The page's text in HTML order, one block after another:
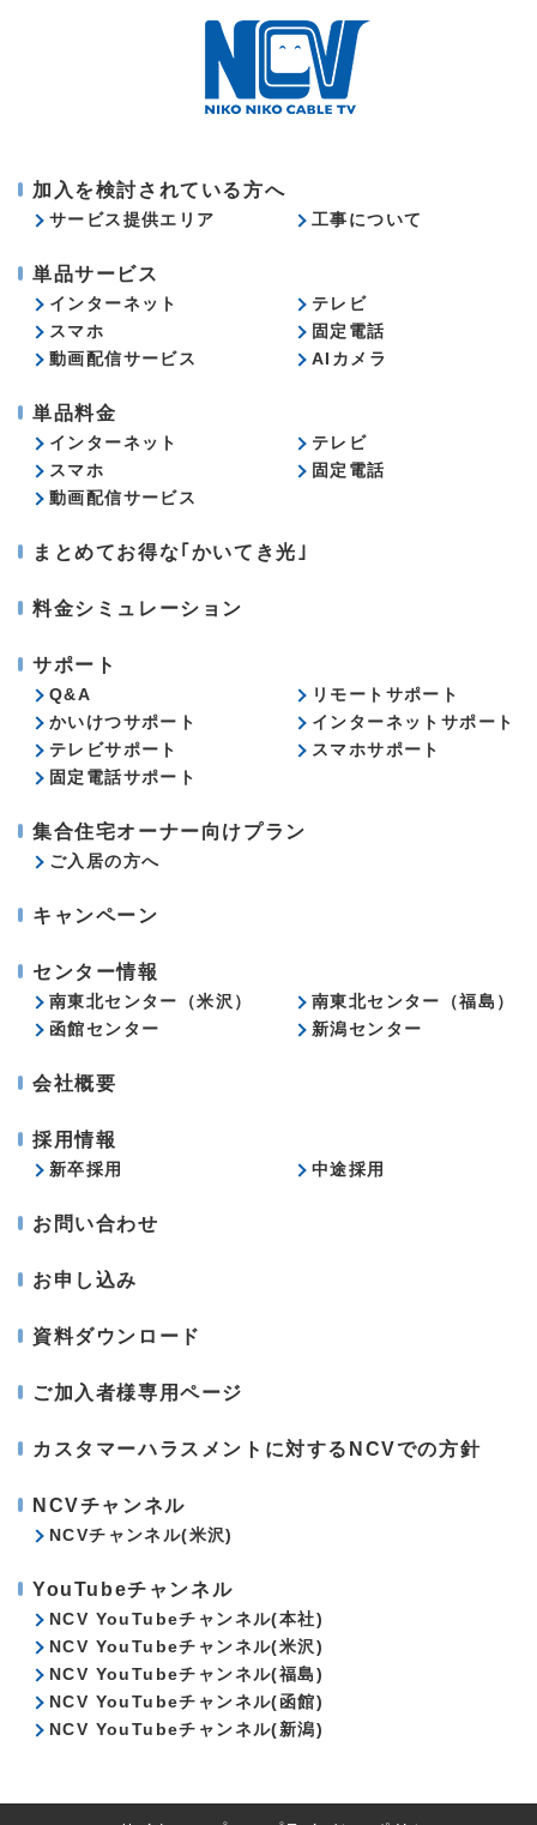
加入を検討されている方へ
サービス提供エリア 工事について
単品サービス
インターネット
テレビ
スマホ
固定電話
動画配信サービス
AIカメラ
単品料金
インターネット
テレビ
スマホ
固定電話
動画配信サービス
まとめてお得な｢かいてき光｣
料金シミュレーション
サポート
Q&A
リモートサポート
かいけつサポート
インターネットサポート
テレビサポート
スマホサポート
固定電話サポート
集合住宅オーナー向けプラン
ご入居の方へ
キャンペーン
センター情報
南東北センター（米沢）
南東北センター（福島）
函館センター
新潟センター
会社概要
採用情報
新卒採用 中途採用
お問い合わせ
お申し込み
資料ダウンロード
ご加入者様専用ページ
カスタマーハラスメントに対するNCVでの方針
NCVチャンネル
NCVチャンネル(米沢)
YouTubeチャンネル
NCV YouTubeチャンネル(本社)
NCV YouTubeチャンネル(米沢)
NCV YouTubeチャンネル(福島)
NCV YouTubeチャンネル(函館)
NCV YouTubeチャンネル(新潟)